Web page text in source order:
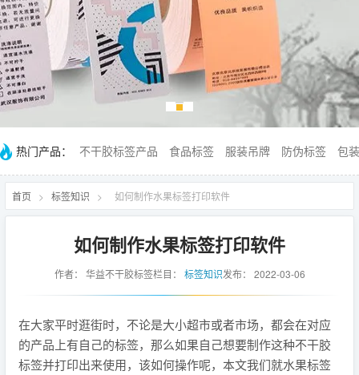
热门产品： 不干胶标签产品 食品标签 服装吊牌 防伪标签 包
首页 > 标签知识 > 如何制作水果标签打印软件
如何制作水果标签打印软件
作者： 华益不干胶标签栏目： 标签知识发布： 2022-03-06
在大家平时逛街时，不论是大小超市或者市场，都会在对应
的产品上有自己的标签，那么如果自己想要制作这种不干胶
标签并打印出来使用，该如何操作呢，本文我们就水果标签